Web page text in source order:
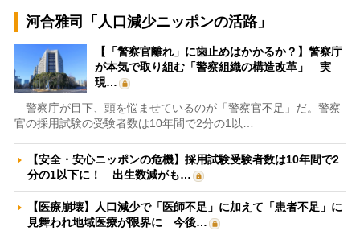
河合雅司「人口減少ニッポンの活路」
【「警察官離れ」に歯止めはかかるか？】警察庁
が本気で取り組む「警察組織の構造改革」 実
現…
警察庁が目下、頭を悩ませているのが「警察官不足」だ。警察
官の採用試験の受験者数は10年間で2分の1以…
【安全・安心ニッポンの危機】採用試験受験者数は10年間で2
分の1以下に！ 出生数減がも…
【医療崩壊】人口減少で「医師不足」に加えて「患者不足」に
見舞われ地域医療が限界に 今後…